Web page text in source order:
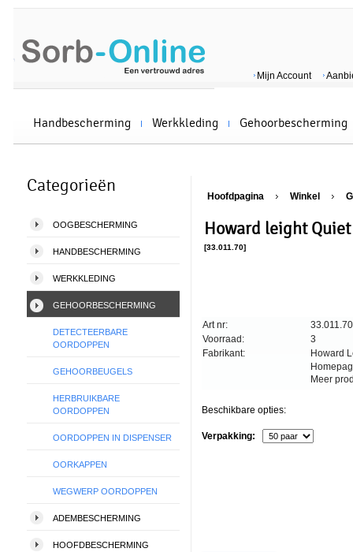
Mijn Account
Handbescherming Werkkleding Gehoorbescherming
Categorieën
OOGBESCHERMING
HANDBESCHERMING
WERKKLEDING
GEHOORBESCHERMING
DETECTEERBARE
OORDOPPEN
GEHOORBEUGELS
HERBRUIKBARE
OORDOPPEN
OORDOPPEN IN DISPENSER
OORKAPPEN
WEGWERP OORDOPPEN
ADEMBESCHERMING
HOOFDBESCHERMING
Hoofdpagina Winkel
Howard leight Quiet
[33.011.70]
Art nr:
Voorraad:
Fabrikant:
33.011.70
3
Howard
Meer
Beschikbare opties:
Verpakking: